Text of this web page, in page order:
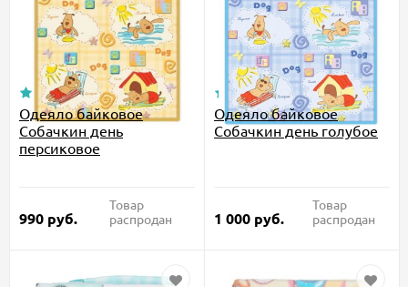
Одеяло байковое
Собачкин день
персиковое
990 руб.
Товар
распродан
Одеяло байковое
Собачкин день голубое
1 000 руб.
Товар
распродан